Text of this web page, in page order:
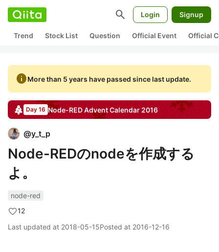
search Login Signup
Trend Stock List Question Official Event Official
infoMore than 5 years have passed since last update.
Day 16 Node-REDAdvent Calendar 2016
@y_t_p
Node-REDのnodeを作成する
よ。
node-red
12
Last updated at 2018-05-15Posted at 2016-12-16